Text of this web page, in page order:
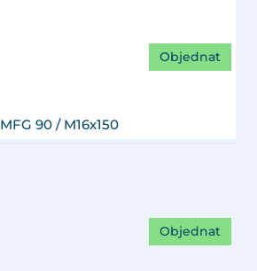
MFG 90 / M16x150
Objednat
Objednat